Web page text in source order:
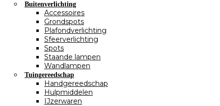
Buitenverlichting
Accessoires
Grondspots
Plafondverlichting
Sfeerverlichting
Spots
Staande lampen
Wandlampen
Tuingereedschap
Handgereedschap
Hulpmiddelen
IJzerwaren